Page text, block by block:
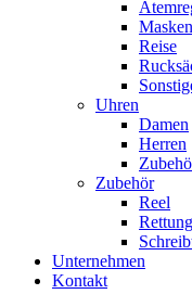
Masken
Reise
Uhren
Damen
Herren
Zubehör
Reel
Unternehmen
Kontakt